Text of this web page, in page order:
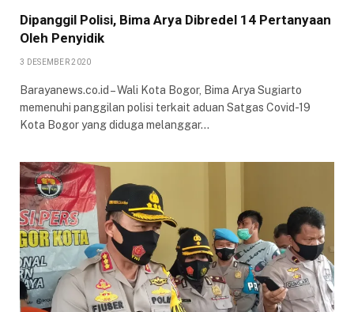
Dipanggil Polisi, Bima Arya Dibredel 14 Pertanyaan
Oleh Penyidik
3 DESEMBER 2020
Barayanews.co.id – Wali Kota Bogor, Bima Arya Sugiarto
memenuhi panggilan polisi terkait aduan Satgas Covid-19
Kota Bogor yang diduga melanggar…